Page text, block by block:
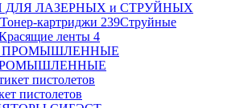
ДЛЯ ЛАЗЕРНЫХ и СТРУЙНЫХ
Тонер-картриджи 239Струйные
ленты 4
пистолетов